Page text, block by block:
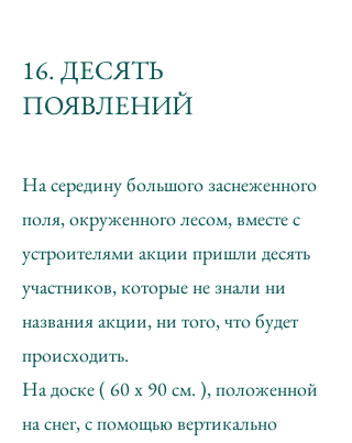
16. ДЕСЯТЬ
ПОЯВЛЕНИЙ
На середину большого заснеженного
поля, окруженного лесом, вместе с
устроителями акции пришли десять
участников, которые не знали ни
названия акции, ни того, что будет
происходить.
На доске ( 60 х 90 см. ), положенной
на снег, с помощью вертикально